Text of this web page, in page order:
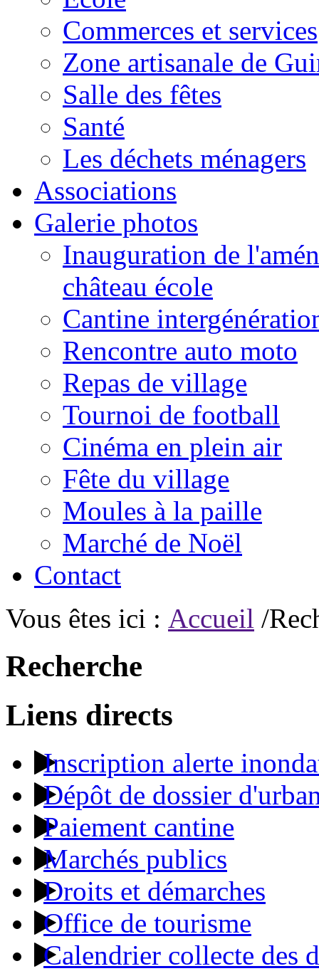
Commerces et services
Zone artisanale de
Salle des fêtes
Santé
Les déchets ménagers
Associations
Galerie photos
Inauguration de
château école
Cantine
Rencontre auto moto
Repas de village
Tournoi de football
Cinéma en plein air
Fête du village
Moules à la paille
Marché de Noël
Contact
Vous êtes ici : Accueil /
Recherche
Liens directs
Inscription alerte
Dépôt de dossier
Paiement cantine
Marchés publics
Droits et démarches
Office de tourisme
Calendrier collecte des